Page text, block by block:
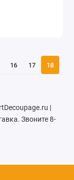
16 17 18
|
Звоните 8-